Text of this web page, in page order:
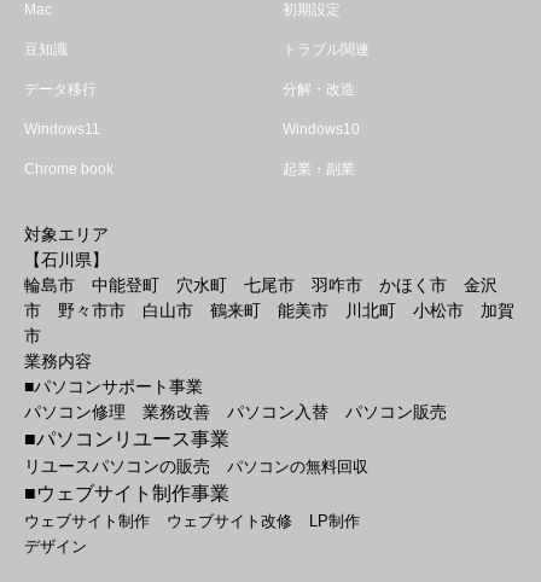
Mac 初期設定
豆知識 トラブル関連
データ移行 分解・改造
Windows11 Windows10
Chrome book 起業・副業
対象エリア
【石川県】
輪島市 中能登町 穴水町 七尾市 羽咋市 かほく市 金沢
市 野々市市 白山市 鶴来町 能美市 川北町 小松市 加賀
市
業務内容
■パソコンサポート事業
パソコン修理 業務改善 パソコン入替 パソコン販売
■パソコンリユース事業
リユースパソコンの販売 パソコンの無料回収
■ウェブサイト制作事業
ウェブサイト制作 ウェブサイト改修
LP制作
デザイン